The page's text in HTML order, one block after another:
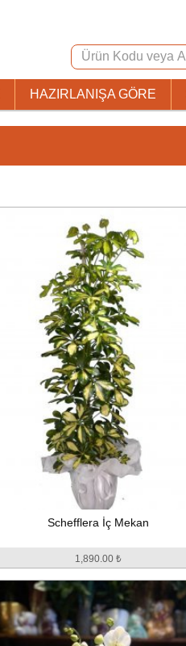
HAZIRLANIŞA GÖRE
Schefflera İç Mekan
1,890.00 ₺